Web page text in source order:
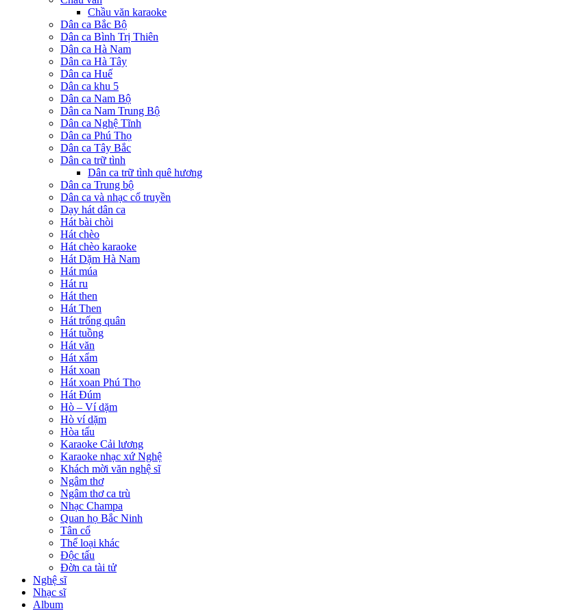
Chầu văn karaoke
Dân ca Bắc Bộ
Dân ca Bình Trị Thiên
Dân ca Hà Nam
Dân ca Hà Tây
Dân ca Huế
Dân ca khu 5
Dân ca Nam Bộ
Dân ca Nam Trung Bộ
Dân ca Nghệ Tĩnh
Dân ca Phú Thọ
Dân ca Tây Bắc
Dân ca trữ tình
Dân ca trữ tình quê hương
Dân ca Trung bộ
Dân ca và nhạc cổ truyền
Dạy hát dân ca
Hát bài chòi
Hát chèo
Hát chèo karaoke
Hát Dặm Hà Nam
Hát múa
Hát ru
Hát then
Hát Then
Hát trống quân
Hát tuồng
Hát văn
Hát xẩm
Hát xoan
Hát xoan Phú Thọ
Hát Đúm
Hò – Ví dặm
Hò ví dặm
Hòa tấu
Karaoke Cải lương
Karaoke nhạc xứ Nghệ
Khách mời văn nghệ sĩ
Ngâm thơ
Ngâm thơ ca trù
Nhạc Champa
Quan họ Bắc Ninh
Tân cổ
Thể loại khác
Độc tấu
Đờn ca tài tử
Nghệ sĩ
Nhạc sĩ
Album